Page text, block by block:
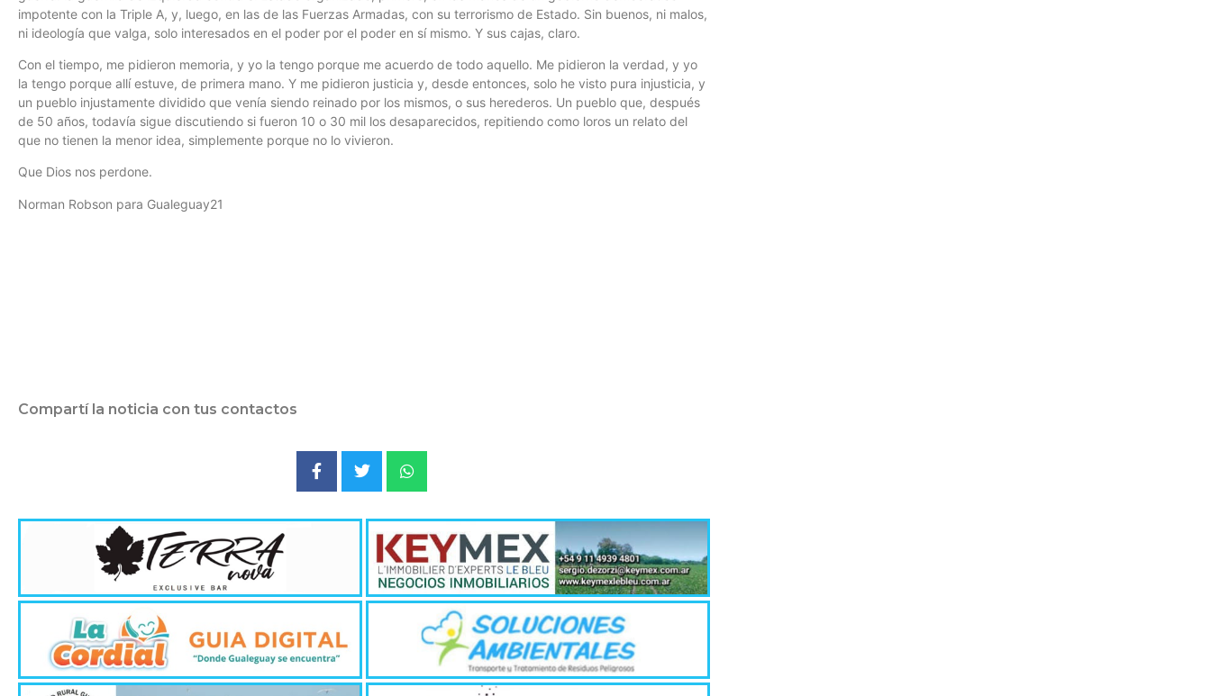
impotente con la Triple A, y, luego, en las de las Fuerzas Armadas, con su terrorismo de Estado. Sin buenos, ni malos,
ni ideología que valga, solo interesados en el poder por el poder en sí mismo. Y sus cajas, claro.
Con el tiempo, me pidieron memoria, y yo la tengo porque me acuerdo de todo aquello. Me pidieron la verdad, y yo
la tengo porque allí estuve, de primera mano. Y me pidieron justicia y, desde entonces, solo he visto pura injusticia, y
un pueblo injustamente dividido que venía siendo reinado por los mismos, o sus herederos. Un pueblo que, después
de 50 años, todavía sigue discutiendo si fueron 10 o 30 mil los desaparecidos, repitiendo como loros un relato del
que no tienen la menor idea, simplemente porque no lo vivieron.
Que Dios nos perdone.
Norman Robson para Gualeguay21
Compartí la noticia con tus contactos